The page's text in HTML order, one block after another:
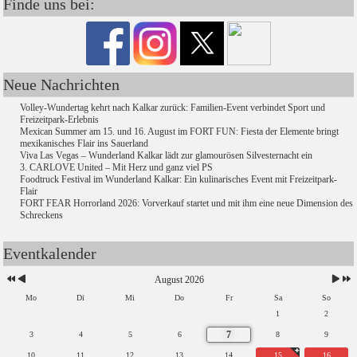
Finde uns bei:
Neue Nachrichten
Volley-Wundertag kehrt nach Kalkar zurück: Familien-Event verbindet Sport und
Freizeitpark-Erlebnis
Mexican Summer am 15. und 16. August im FORT FUN: Fiesta der Elemente bringt
mexikanisches Flair ins Sauerland
Viva Las Vegas – Wunderland Kalkar lädt zur glamourösen Silvesternacht ein
3. CARLOVE United – Mit Herz und ganz viel PS
Foodtruck Festival im Wunderland Kalkar: Ein kulinarisches Event mit Freizeitpark-
Flair
FORT FEAR Horrorland 2026: Vorverkauf startet und mit ihm eine neue Dimension des
Schreckens
Eventkalender
August 2026
Mo Di Mi Do Fr Sa
So
1
2
3 4 5 6 7 8 9
10 11 12 13 14 15 16